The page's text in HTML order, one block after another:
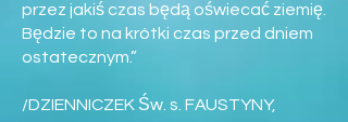
przez jakiś czas będą oświecać ziemię.
Będzie to na krótki czas przed dniem
ostatecznym.”
/DZIENNICZEK Św. s. FAUSTYNY,